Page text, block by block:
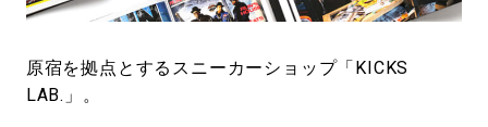
原宿を拠点とするスニーカーショップ「KICKS
LAB.」。